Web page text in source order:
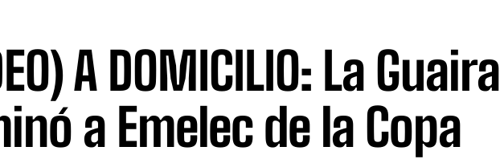
A DOMICILIO: La Guaira
a Emelec de la Copa